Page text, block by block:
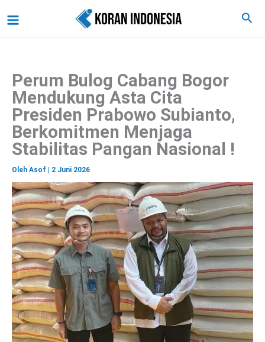
ke
Cari
Perum Bulog Cabang Bogor
Mendukung Asta Cita
Presiden Prabowo Subianto,
Berkomitmen Menjaga
Stabilitas Pangan Nasional !
Oleh Asof 2 Juni 2026
a